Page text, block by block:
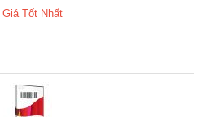
Giá Tốt Nhất